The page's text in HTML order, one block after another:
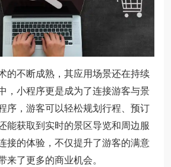
不断成熟，其应用场景还在持续
，小程序更是成为了连接游客与景
序，游客可以轻松规划行程、预订
能获取到实时的景区导览和周边服
接的体验，不仅提升了游客的满意
来了更多的商业机会。